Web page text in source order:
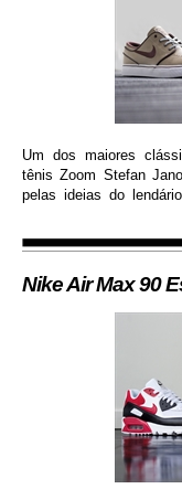
Um dos maiores
tênis Zoom Stefan
pelas ideias do
de solado de borracha
Nike Air Max 90